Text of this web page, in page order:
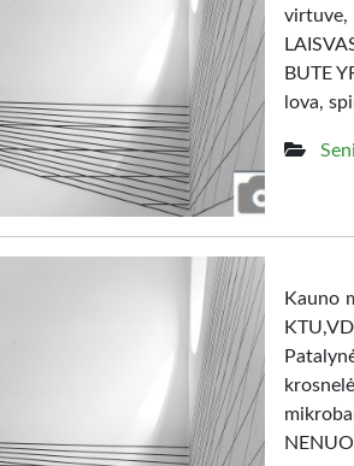
BUTE
lova,
Kauno